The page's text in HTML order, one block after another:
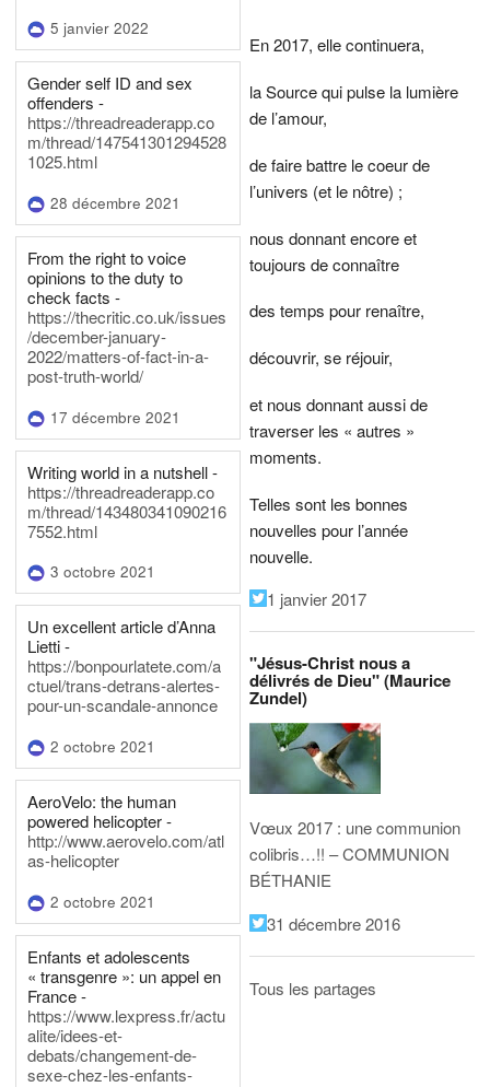
5 janvier 2022
Gender self ID and sex
offenders -
https://threadreaderapp.co
m/thread/147541301294528
1025.html
28 décembre 2021
From the right to voice
opinions to the duty to
check facts -
https://thecritic.co.uk/issues
/december-january-
2022/matters-of-fact-in-a-
post-truth-world/
17 décembre 2021
Writing world in a nutshell -
https://threadreaderapp.co
m/thread/143480341090216
7552.html
3 octobre 2021
Un excellent article d’Anna
Lietti -
https://bonpourlatete.com/a
ctuel/trans-detrans-alertes-
pour-un-scandale-annonce
2 octobre 2021
AeroVelo: the human
powered helicopter -
http://www.aerovelo.com/atl
as-helicopter
2 octobre 2021
Enfants et adolescents
« transgenre »: un appel en
France -
https://www.lexpress.fr/actu
alite/idees-et-
debats/changement-de-
sexe-chez-les-enfants-
En 2017, elle continuera,
la Source qui pulse la lumière
de l’amour,
de faire battre le coeur de
l’univers (et le nôtre) ;
nous donnant encore et
toujours de connaître
des temps pour renaître,
découvrir, se réjouir,
et nous donnant aussi de
traverser les « autres »
moments.
Telles sont les bonnes
nouvelles pour l’année
nouvelle.
1 janvier 2017
"Jésus-Christ nous a
délivrés de Dieu" (Maurice
Zundel)
Vœux 2017 : une communion
colibris…!! – COMMUNION
BÉTHANIE
31 décembre 2016
Tous les partages